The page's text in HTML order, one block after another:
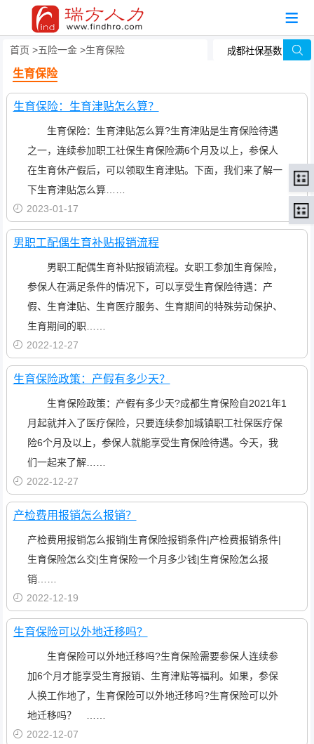
首页 五险一金 生育保险
生育保险
生育保险：生育津贴怎么算？
生育保险：生育津贴怎么算?生育津贴是生育保险待遇
之一，连续参加职工社保生育保险满6个月及以上，参保人
在生育休产假后，可以领取生育津贴。下面，我们来了解一
下生育津贴怎么算……
2023-01-17
男职工配偶生育补贴报销流程
男职工配偶生育补贴报销流程。女职工参加生育保险，
参保人在满足条件的情况下，可以享受生育保险待遇：产
假、生育津贴、生育医疗服务、生育期间的特殊劳动保护、
生育期间的职……
2022-12-27
生育保险政策：产假有多少天？
生育保险政策：产假有多少天?成都生育保险自2021年1
月起就并入了医疗保险，只要连续参加城镇职工社保医疗保
险6个月及以上，参保人就能享受生育保险待遇。今天，我
们一起来了解……
2022-12-27
产检费用报销怎么报销？
产检费用报销怎么报销|生育保险报销条件|产检费报销条件|
生育保险怎么交|生育保险一个月多少钱|生育保险怎么报
销……
2022-12-19
生育保险可以外地迁移吗？
生育保险可以外地迁移吗?生育保险需要参保人连续参
加6个月才能享受生育报销、生育津贴等福利。如果，参保
人换工作地了，生育保险可以外地迁移吗?生育保险可以外
地迁移吗？ ……
2022-12-07